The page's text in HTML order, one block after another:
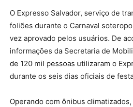
O Expresso Salvador, serviço de
foliões durante o Carnaval
vez aprovado pelos usuários. De
informações da Secretaria de
de 120 mil pessoas utilizaram o
durante os seis dias oficiais de
Operando com ônibus